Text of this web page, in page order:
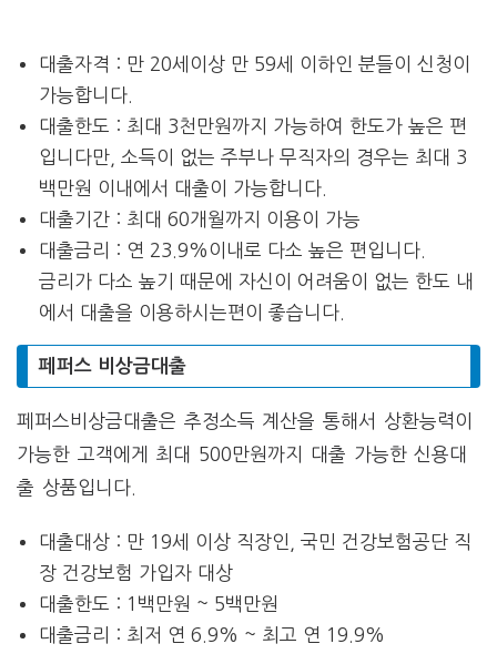
대출자격 : 만 20세이상 만 59세 이하인 분들이 신청이
가능합니다.
대출한도 : 최대 3천만원까지 가능하여 한도가 높은 편
입니다만, 소득이 없는 주부나 무직자의 경우는 최대 3
백만원 이내에서 대출이 가능합니다.
대출기간 : 최대 60개월까지 이용이 가능
대출금리 : 연 23.9%이내로 다소 높은 편입니다.
금리가 다소 높기 때문에 자신이 어려움이 없는 한도 내
에서 대출을 이용하시는편이 좋습니다.
페퍼스 비상금대출
페퍼스비상금대출은 추정소득 계산을 통해서 상환능력이
가능한 고객에게 최대 500만원까지 대출 가능한 신용대
출 상품입니다.
대출대상 : 만 19세 이상 직장인, 국민 건강보험공단 직
장 건강보험 가입자 대상
대출한도 : 1백만원 ~ 5백만원
대출금리 : 최저 연 6.9% ~ 최고 연 19.9%